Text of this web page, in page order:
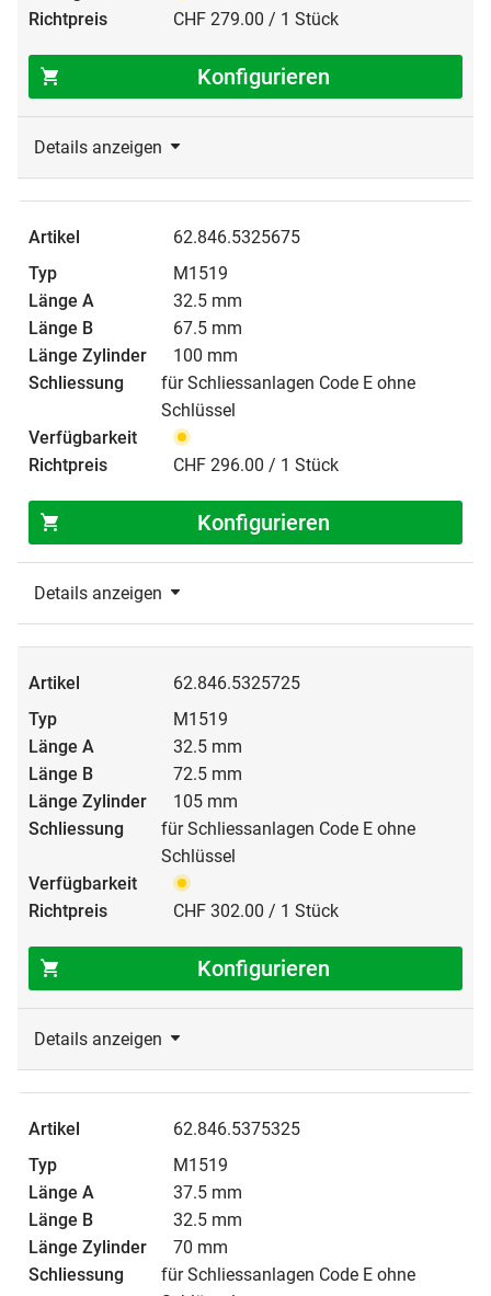
CHF 279.00 / 1 Stück
Konfigurieren
Details anzeigen
62.846.5325675
M1519
32.5 mm
67.5 mm
100 mm
für Schliessanlagen Code E ohne
Schlüssel
CHF 296.00 / 1 Stück
Konfigurieren
Details anzeigen
62.846.5325725
M1519
32.5 mm
72.5 mm
105 mm
für Schliessanlagen Code E ohne
Schlüssel
CHF 302.00 / 1 Stück
Konfigurieren
Details anzeigen
62.846.5375325
M1519
37.5 mm
32.5 mm
70 mm
für Schliessanlagen Code E ohne